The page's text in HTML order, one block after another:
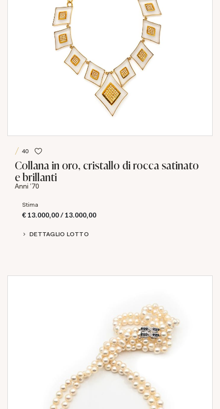
40
Collana in oro, cristallo di rocca satinato
e brillanti
Anni '70
Stima
€ 13.000,00 / 13.000,00
DETTAGLIO LOTTO